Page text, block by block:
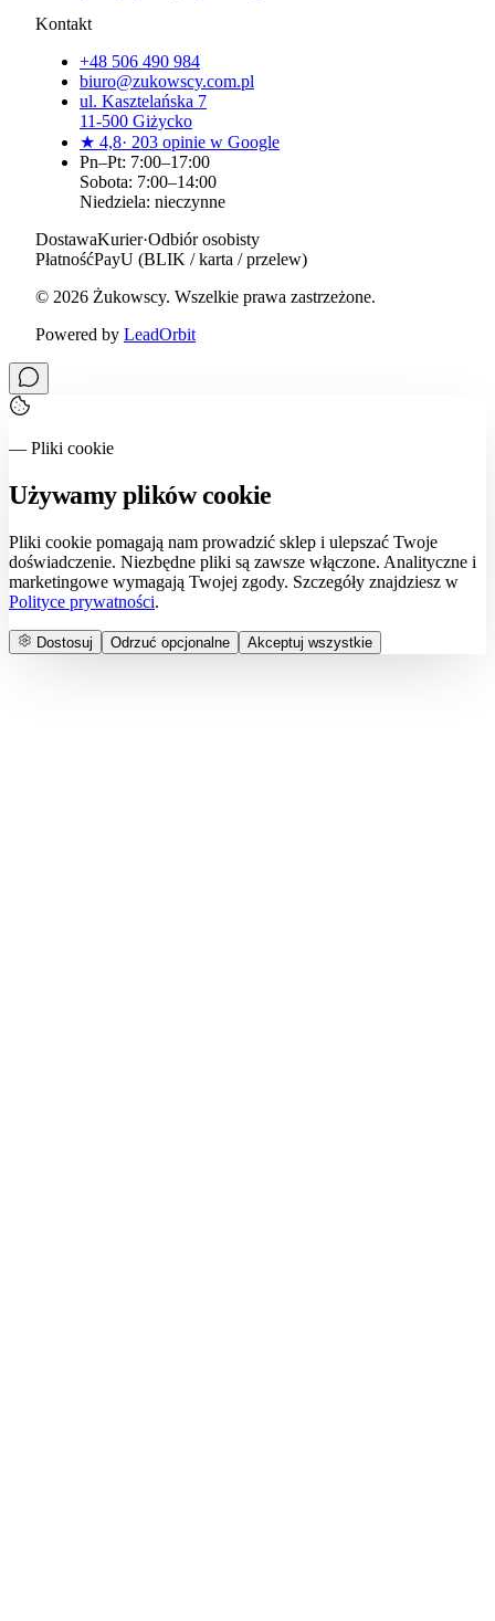
Kontakt
+48 506 490 984
biuro@zukowscy.com.pl
ul. Kasztelańska 7
11-500 Giżycko
★ 4,8· 203 opinie w Google
Pn–Pt: 7:00–17:00
Sobota: 7:00–14:00
Niedziela: nieczynne
DostawaKurier·Odbiór osobisty
PłatnośćPayU (BLIK / karta / przelew)
© 2026 Żukowscy. Wszelkie prawa zastrzeżone.
Powered by LeadOrbit
— Pliki cookie
Używamy plików cookie
Pliki cookie pomagają nam prowadzić sklep i ulepszać Twoje
doświadczenie. Niezbędne pliki są zawsze włączone. Analityczne i
marketingowe wymagają Twojej zgody. Szczegóły znajdziesz w
Polityce prywatności.
Dostosuj Odrzuć opcjonalne Akceptuj wszystkie